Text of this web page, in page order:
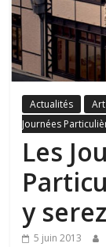
Actualités
Journées
Les
y
5 juin 2013